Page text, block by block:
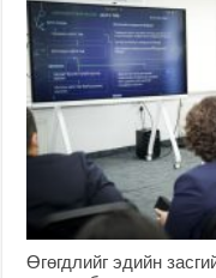
Өгөгдлийг эдийн